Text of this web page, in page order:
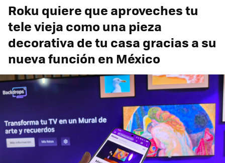
Roku quiere que aproveches tu
tele vieja como una pieza
decorativa de tu casa gracias a su
nueva función en México